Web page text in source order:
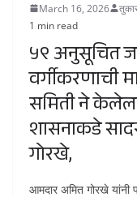
March 16, 2026
1 min read
५९ अनुसूचित
वर्गीकरणाची
समिती ने
शासनाकडे
गोरखे,
आमदार अमित गोरखे